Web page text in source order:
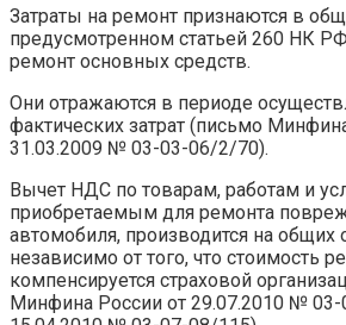
Затраты на ремонт признаются в
предусмотренном статьей 260 НК
ремонт основных средств.
Они отражаются в периоде
фактических затрат (письмо
31.03.2009 № 03-03-06/2/70).
Вычет НДС по товарам, работам и
приобретаемым для ремонта
автомобиля, производится на общих
независимо от того, что стоимость
компенсируется страховой
Минфина России от 29.07.2010 № 03-